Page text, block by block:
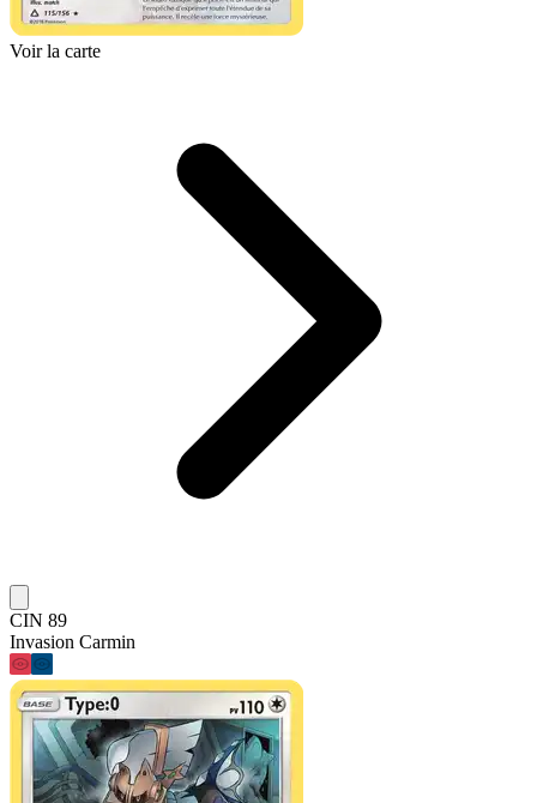
Voir la carte
CIN 89
Invasion Carmin